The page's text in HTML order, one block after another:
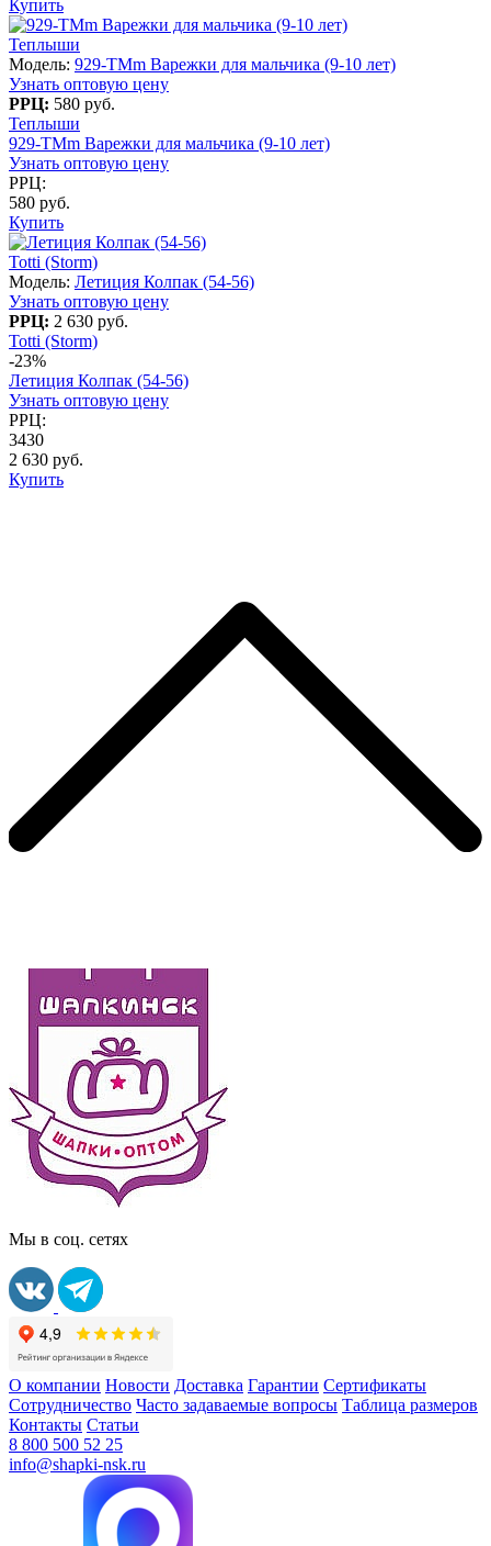
Купить
Теплыши
Модель: 929-TMm Варежки для мальчика (9-10 лет)
Узнать оптовую цену
РРЦ: 580 руб.
Теплыши
929-TMm Варежки для мальчика (9-10 лет)
Узнать оптовую цену
РРЦ:
580 руб.
Купить
Totti (Storm)
Модель: Летиция Колпак (54-56)
Узнать оптовую цену
РРЦ: 2 630 руб.
Totti (Storm)
-23%
Летиция Колпак (54-56)
Узнать оптовую цену
РРЦ:
3430
2 630 руб.
Купить
Мы в соц. сетях
О компании Новости Доставка Гарантии Сертификаты
Сотрудничество Часто задаваемые вопросы Таблица размеров
Контакты Статьи
8 800 500 52 25
info@shapki-nsk.ru